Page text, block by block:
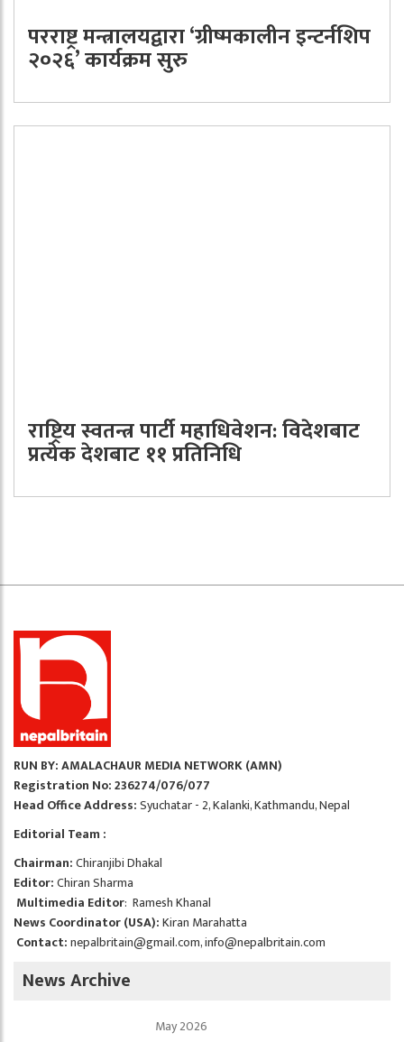
परराष्ट्र मन्त्रालयद्वारा ‘ग्रीष्मकालीन इन्टर्नशिप
२०२६’ कार्यक्रम सुरु
राष्ट्रिय स्वतन्त्र पार्टी महाधिवेशन: विदेशबाट
प्रत्येक देशबाट ११ प्रतिनिधि
RUN BY: AMALACHAUR MEDIA NETWORK (AMN)
Registration No: 236274/076/077
Head Office Address:Syuchatar - 2, Kalanki, Kathmandu, Nepal
Editorial Team :
Chairman:Chiranjibi Dhakal
Editor:Chiran Sharma
Multimedia Editor: Ramesh Khanal
News Coordinator (USA):Kiran Marahatta
Contact:nepalbritain@gmail.com,info@nepalbritain.com
News Archive
May 2026